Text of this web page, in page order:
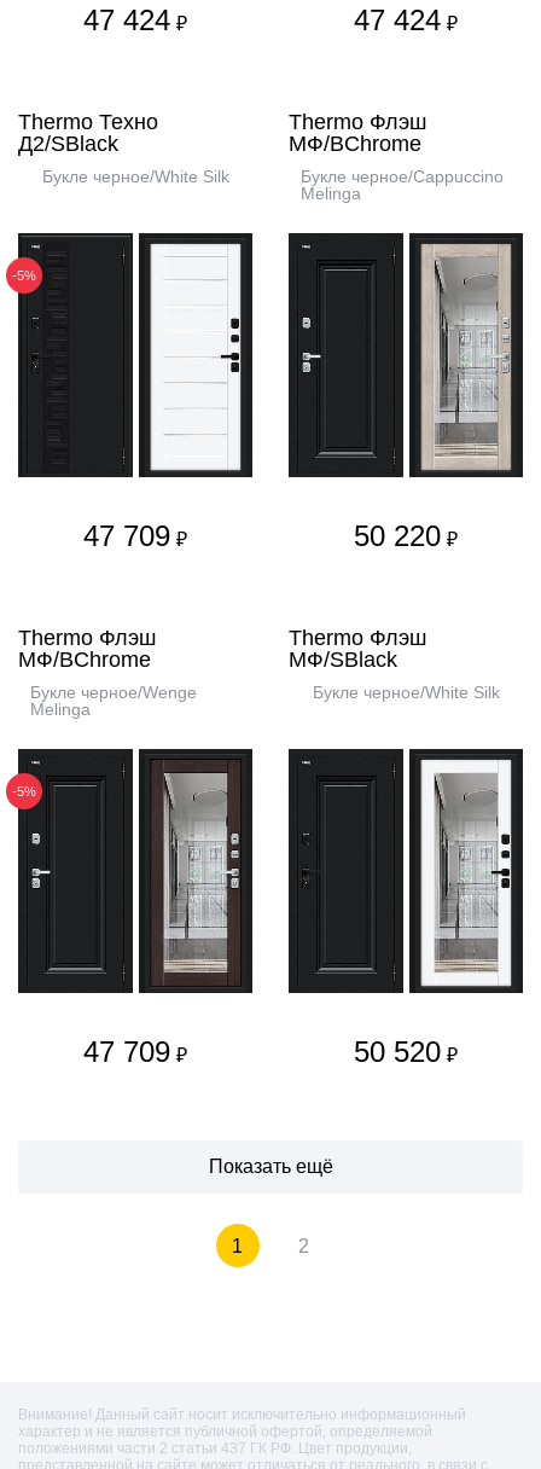
47 424 ₽ 47 424 ₽
Thermo Техно
Д2/SBlack
Букле черное/White Silk
-5%
47 709 ₽
Thermo Флэш
МФ/BChrome
Букле черное/Cappuccino
Melinga
50 220 ₽
Thermo Флэш
МФ/BChrome
Букле черное/Wenge
Melinga
-5%
47 709 ₽
Thermo Флэш
МФ/SBlack
Букле черное/White Silk
50 520 ₽
Показать ещё
1 2
Внимание! Данный сайт носит исключительно информационный
характер и не является публичной офертой, определяемой
положениями части 2 статьи 437 ГК РФ. Цвет продукции,
представленной на сайте может отличаться от реального, в связи с